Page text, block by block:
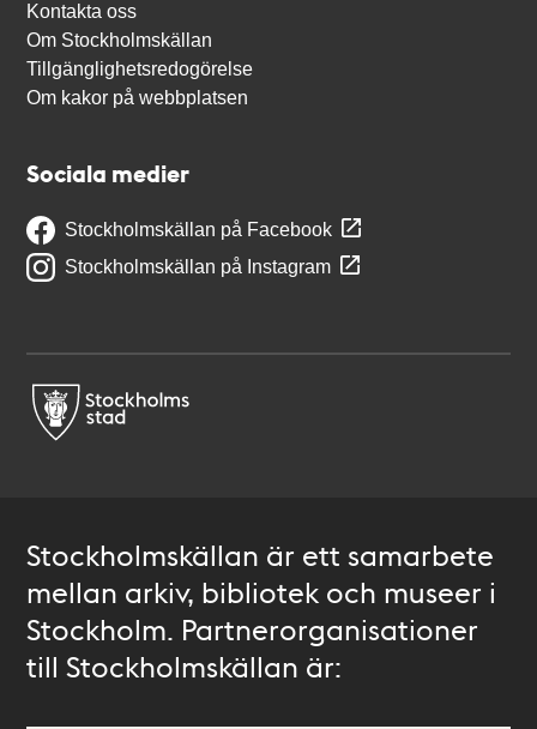
Kontakta oss
Om Stockholmskällan
Tillgänglighetsredogörelse
Om kakor på webbplatsen
Sociala medier
Stockholmskällan på Facebook
Stockholmskällan på Instagram
Stockholmskällan är ett samarbete
mellan arkiv, bibliotek och museer i
Stockholm. Partnerorganisationer
till Stockholmskällan är: